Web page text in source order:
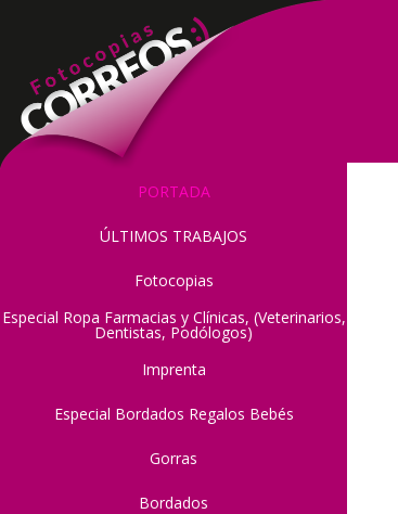
PORTADA
ÚLTIMOS TRABAJOS
Fotocopias
Especial Ropa Farmacias y Clínicas, (Veterinarios,
Dentistas, Podólogos)
Imprenta
Especial Bordados Regalos Bebés
Gorras
Bordados